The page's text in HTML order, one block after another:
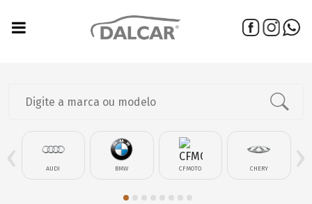
AUDI BMW CFMOTO CHERY
‹ ›